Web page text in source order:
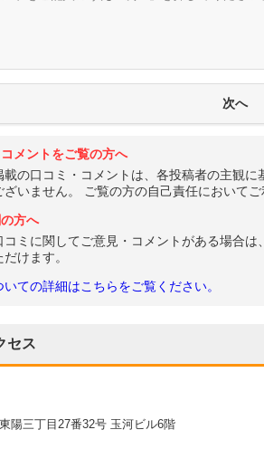
メントをご覧の方へ
載の口コミ・コメントは、各投稿者の主観
ざいません。 ご覧の方の自己責任においてご
方へ
コミに関してご意見・コメントがある場合
けます。
ての詳細はこちらをご覧ください。
セス
陽三丁目27番32号 玉河ビル6階